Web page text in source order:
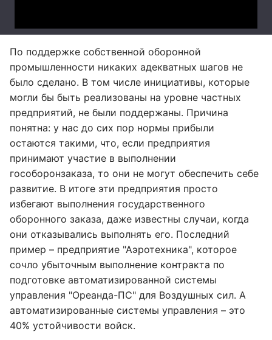
По поддержке собственной оборонной
промышленности никаких адекватных шагов не
было сделано. В том числе инициативы, которые
могли бы быть реализованы на уровне частных
предприятий, не были поддержаны. Причина
понятна: у нас до сих пор нормы прибыли
остаются такими, что, если предприятия
принимают участие в выполнении
гособоронзаказа, то они не могут обеспечить себе
развитие. В итоге эти предприятия просто
избегают выполнения государственного
оборонного заказа, даже известны случаи, когда
они отказывались выполнять его. Последний
пример – предприятие "Аэротехника", которое
сочло убыточным выполнение контракта по
подготовке автоматизированной системы
управления "Ореанда-ПС" для Воздушных сил. А
автоматизированные системы управления – это
40% устойчивости войск.